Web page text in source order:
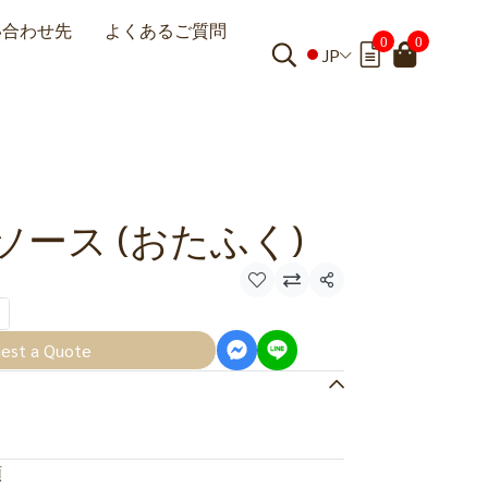
わせ先
よくあるご質問
JP
0 0
ース (おたふく)
共有
a Quote